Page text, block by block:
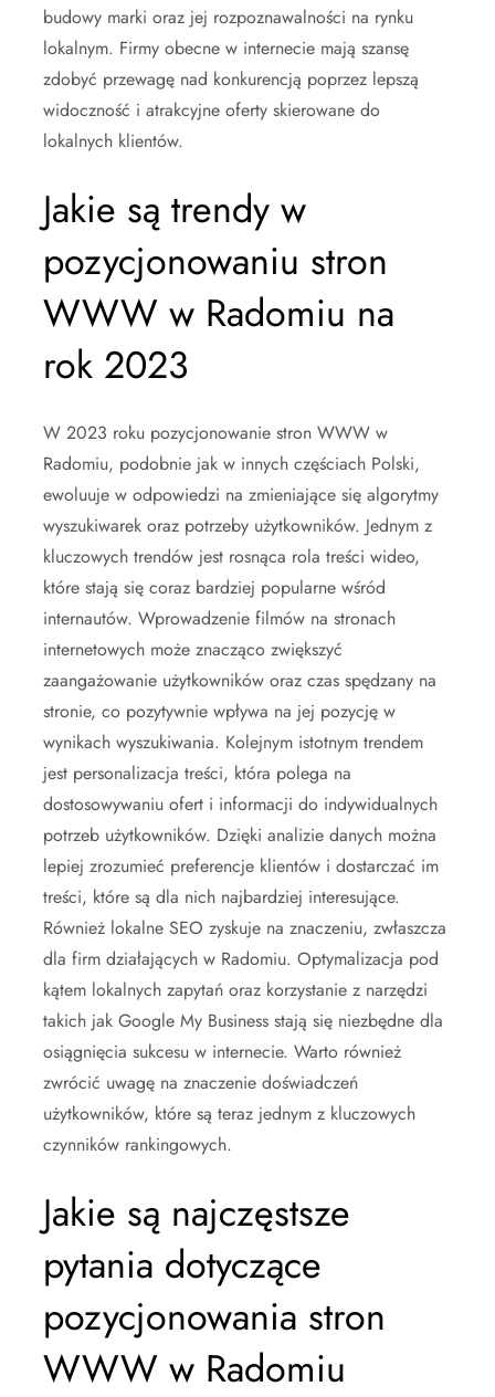
budowy marki oraz jej rozpoznawalności na rynku
lokalnym. Firmy obecne w internecie mają szansę
zdobyć przewagę nad konkurencją poprzez lepszą
widoczność i atrakcyjne oferty skierowane do
lokalnych klientów.
Jakie są trendy w
pozycjonowaniu stron
WWW w Radomiu na
rok 2023
W 2023 roku pozycjonowanie stron WWW w
Radomiu, podobnie jak w innych częściach Polski,
ewoluuje w odpowiedzi na zmieniające się algorytmy
wyszukiwarek oraz potrzeby użytkowników. Jednym z
kluczowych trendów jest rosnąca rola treści wideo,
które stają się coraz bardziej popularne wśród
internautów. Wprowadzenie filmów na stronach
internetowych może znacząco zwiększyć
zaangażowanie użytkowników oraz czas spędzany na
stronie, co pozytywnie wpływa na jej pozycję w
wynikach wyszukiwania. Kolejnym istotnym trendem
jest personalizacja treści, która polega na
dostosowywaniu ofert i informacji do indywidualnych
potrzeb użytkowników. Dzięki analizie danych można
lepiej zrozumieć preferencje klientów i dostarczać im
treści, które są dla nich najbardziej interesujące.
Również lokalne SEO zyskuje na znaczeniu, zwłaszcza
dla firm działających w Radomiu. Optymalizacja pod
kątem lokalnych zapytań oraz korzystanie z narzędzi
takich jak Google My Business stają się niezbędne dla
osiągnięcia sukcesu w internecie. Warto również
zwrócić uwagę na znaczenie doświadczeń
użytkowników, które są teraz jednym z kluczowych
czynników rankingowych.
Jakie są najczęstsze
pytania dotyczące
pozycjonowania stron
WWW w Radomiu